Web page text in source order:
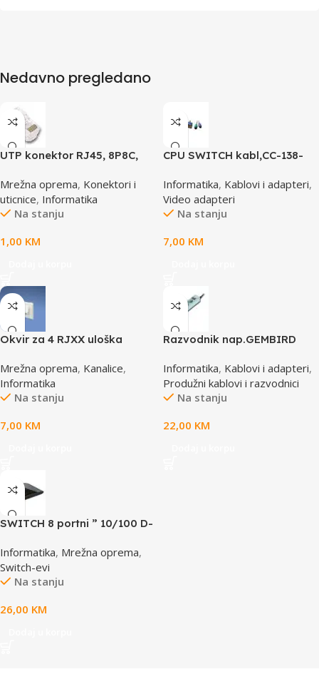
Nedavno pregledano
UTP konektor RJ45, 8P8C,
Mrežna oprema, Konektori i
uticnice, Informatika
Na stanju
1,00 KM
CPU SWITCH kabl,CC-138-
Informatika, Kablovi i adapteri,
Video adapteri
Na stanju
7,00 KM
Okvir za 4 RJXX uloška
Mrežna oprema, Kanalice,
Informatika
Na stanju
7,00 KM
Razvodnik nap.GEMBIRD
prekidač, 1,8M, osigurač,
prenaponska zaštita
Informatika, Kablovi i adapteri,
Produžni kablovi i razvodnici
Na stanju
22,00 KM
SWITCH 8 portni ” 10/100 D-
Informatika, Mrežna oprema,
Switch-evi
Na stanju
26,00 KM